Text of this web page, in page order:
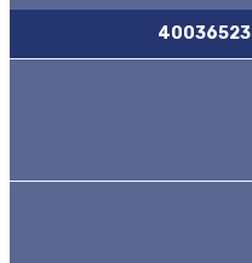
40036523